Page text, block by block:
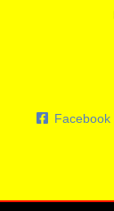
Facebook